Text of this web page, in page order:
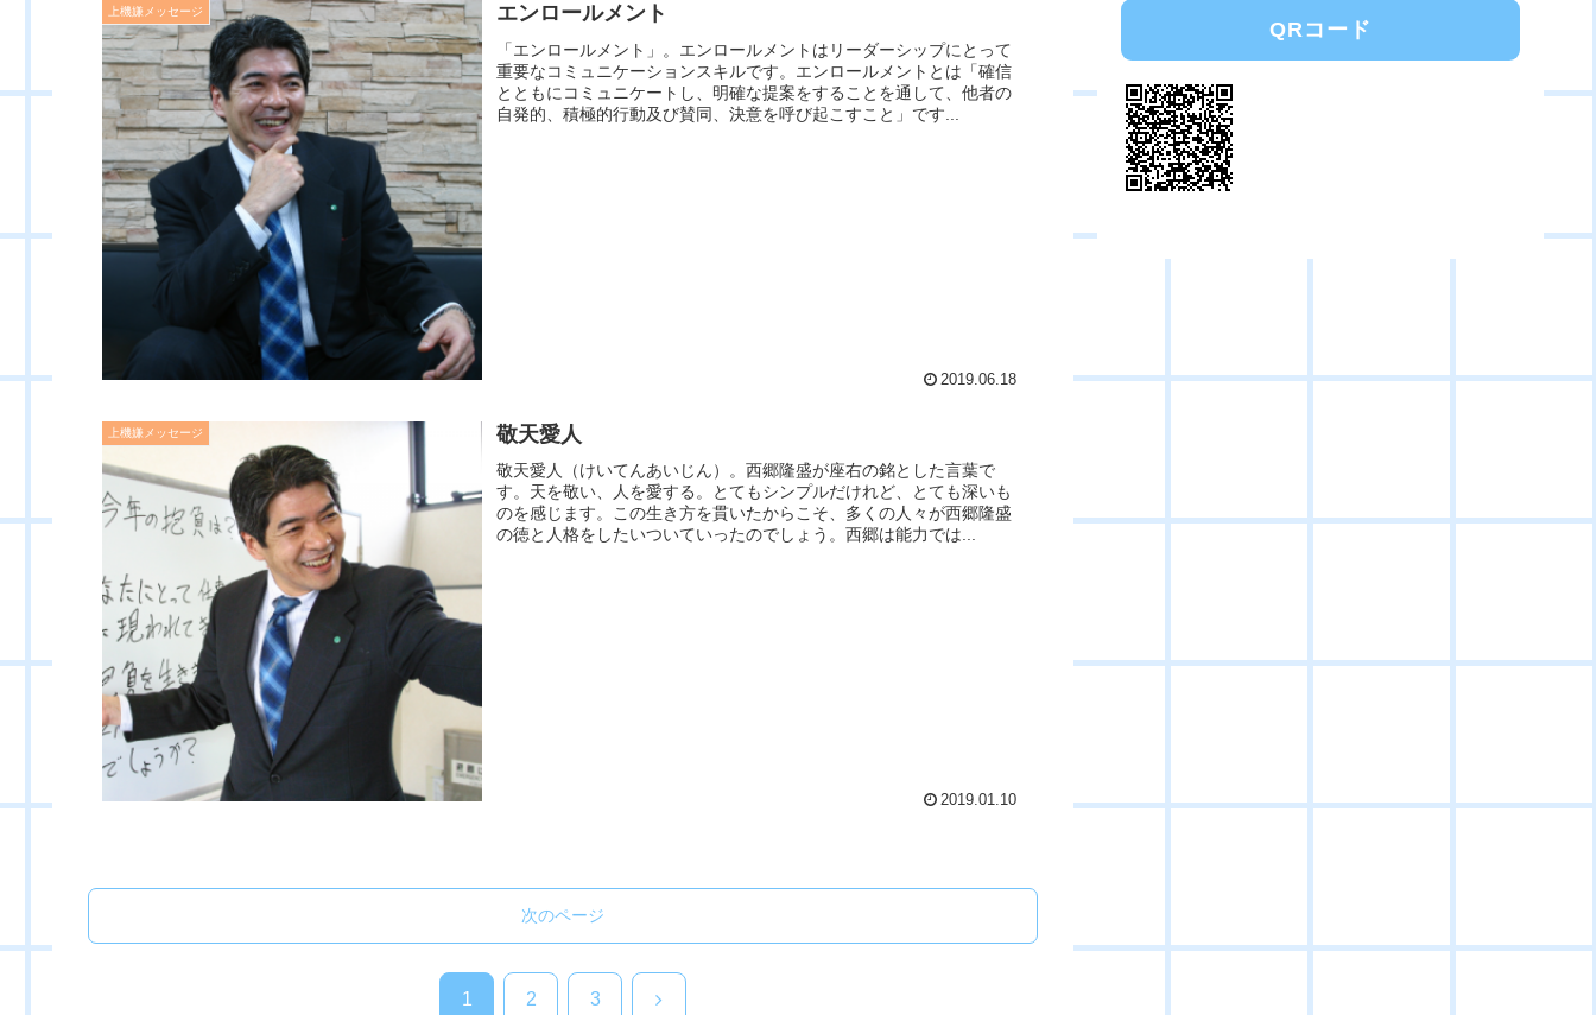
上機嫌メッセージ エンロールメント
「エンロールメント」。エンロールメントはリーダーシップにとって
重要なコミュニケーションスキルです。エンロールメントとは「確信
とともにコミュニケートし、明確な提案をすることを通して、他者の
自発的、積極的行動及び賛同、決意を呼び起こすこと」です...
2019.06.18
上機嫌メッセージ 敬天愛人
敬天愛人（けいてんあいじん）。西郷隆盛が座右の銘とした言葉で
す。天を敬い、人を愛する。とてもシンプルだけれど、とても深いも
のを感じます。この生き方を貫いたからこそ、多くの人々が西郷隆盛
の徳と人格をしたいついていったのでしょう。西郷は能力では...
2019.01.10
次のページ
1 2 3 次
QRコード